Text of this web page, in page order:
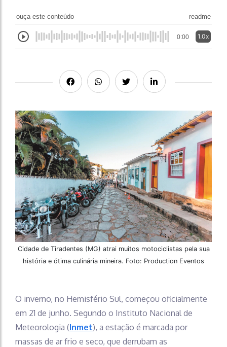
ouça este conteúdo readme
0:00 1.0x
Cidade de Tiradentes (MG) atrai muitos motociclistas pela sua
história e ótima culinária mineira. Foto: Production Eventos
O inverno, no Hemisfério Sul, começou oficialmente
em 21 de junho. Segundo o Instituto Nacional de
Meteorologia (Inmet), a estação é marcada por
massas de ar frio e seco, que derrubam as